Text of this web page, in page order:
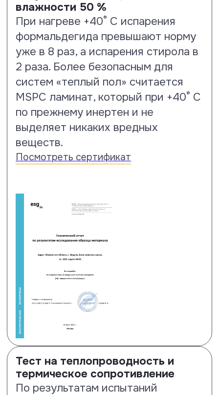
Тест на горящую сигарету
Ламинат Floor Fort премиум класса
имеет рейтинг 5: тлеющая и
горящая сигарета не оставляет
следов повреждений и не меняет
визуального восприятия
напольного покрытия.
Тест на образование
микроцарапин и потерю блеска
По результатам испытаний
ламинату Floor Fort присвоены
наилучшие показатели MSR A1
(потеря блеска) и MSR B1
(образование микроцарапин).
Посмотреть сертификат